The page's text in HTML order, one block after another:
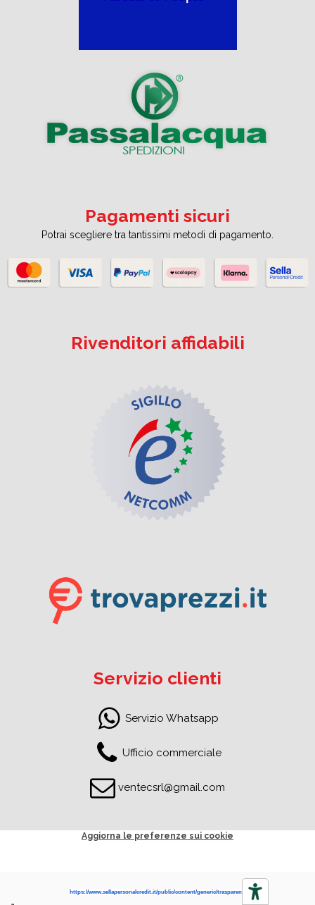
Pagamenti sicuri
Potrai scegliere tra tantissimi metodi di pagamento.
Rivenditori affidabili
Servizio clienti
Servizio Whatsapp
Ufficio commerciale
ventecsrl@gmail.com
Aggiorna le preferenze sui cookie
https://www.sellapersonalcredit.it/public/content/generic/trasparenza